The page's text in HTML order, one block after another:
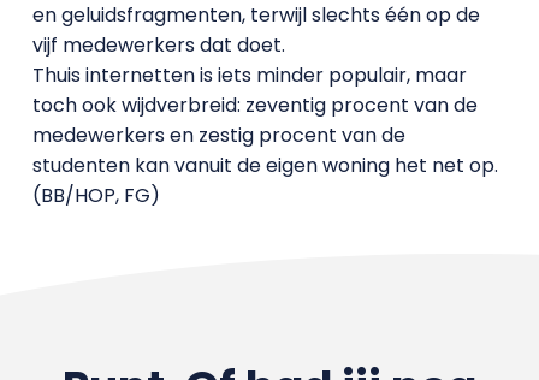
en geluidsfragmenten, terwijl slechts één op de
vijf medewerkers dat doet.
Thuis internetten is iets minder populair, maar
toch ook wijdverbreid: zeventig procent van de
medewerkers en zestig procent van de
studenten kan vanuit de eigen woning het net op.
(BB/HOP, FG)